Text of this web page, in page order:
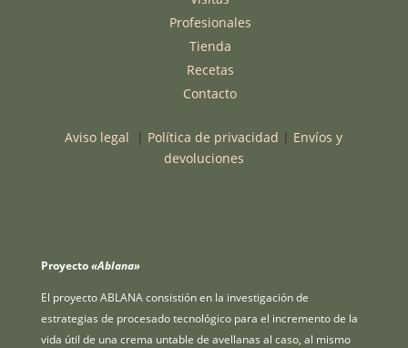
Profesionales
Tienda
Recetas
Contacto
Aviso legal | Política de privacidad | Envíos y
devoluciones
Proyecto«Ablana»
El proyecto ABLANA consistión en la investigación de
estrategias de procesado tecnológico para el incremento de la
vida útil de una crema untable de avellanas al caso, al mismo